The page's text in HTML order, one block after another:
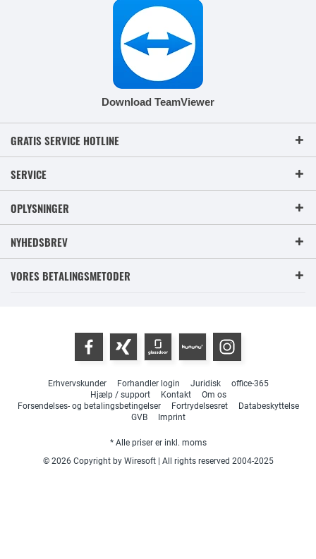
Download TeamViewer
GRATIS SERVICE HOTLINE
SERVICE
OPLYSNINGER
NYHEDSBREV
VORES BETALINGSMETODER
Erhvervskunder Forhandler login Juridisk
office-365
Hjælp / support
Kontakt
Om os
Forsendelses- og betalingsbetingelser
Fortrydelsesret
Databeskyttelse
GVB
Imprint
* Alle priser er inkl. moms
© 2026 Copyright by Wiresoft | All rights reserved 2004-2025